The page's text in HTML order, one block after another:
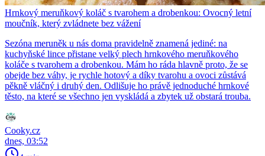
Hrnkový meruňkový koláč s tvarohem a drobenkou: Ovocný letní
moučník, který zvládnete bez vážení
Sezóna meruněk u nás doma pravidelně znamená jediné: na
kuchyňské lince přistane velký plech hrnkového meruňkového
koláče s tvarohem a drobenkou. Mám ho ráda hlavně proto, že se
obejde bez váhy, je rychle hotový a díky tvarohu a ovoci zůstává
pěkně vláčný i druhý den. Odlišuje ho právě jednoduché hrnkové
těsto, na které se všechno jen vyskládá a zbytek už obstará trouba.
Cooky.cz
dnes, 03:52